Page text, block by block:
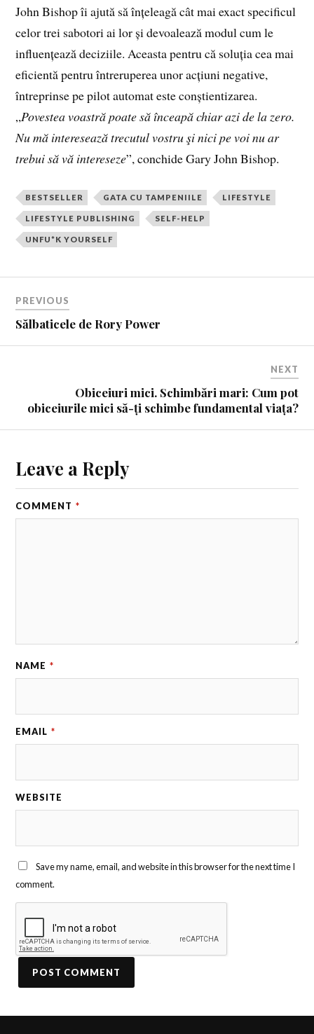
John Bishop îi ajută să înțeleagă cât mai exact specificul
celor trei sabotori ai lor și devoalează modul cum le
influențează deciziile. Aceasta pentru că soluția cea mai
eficientă pentru întreruperea unor acțiuni negative,
întreprinse pe pilot automat este conștientizarea.
„Povestea voastră poate să înceapă chiar azi de la zero.
Nu mă interesează trecutul vostru şi nici pe voi nu ar
trebui să vă intereseze”, conchide Gary John Bishop.
BESTSELLER GATA CU TAMPENIILE LIFESTYLE
LIFESTYLE PUBLISHING SELF-HELP
UNFU*K YOURSELF
PREVIOUS
Sălbaticele de Rory Power
NEXT
Obiceiuri mici. Schimbări mari: Cum pot
obiceiurile mici să-ți schimbe fundamental viața?
Leave a Reply
COMMENT *
NAME *
EMAIL *
WEBSITE
Save my name, email, and website in this browser for the next time I
comment.